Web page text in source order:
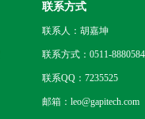
联系方式
联系人：胡嘉坤
联系方式：0511-
联系QQ：7235525
邮箱：leo@gapitech.com